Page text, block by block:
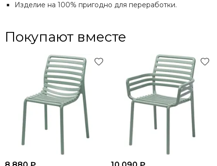
Изделие на 100% пригодно для переработки.
Покупают вместе